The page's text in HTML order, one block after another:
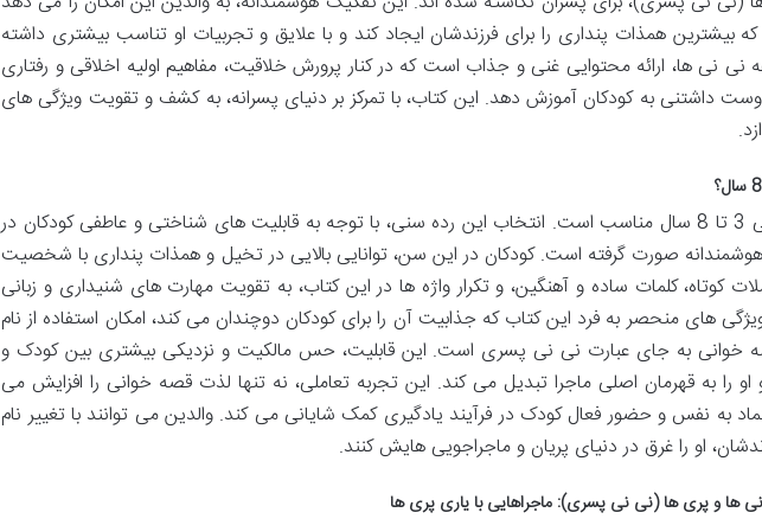
که بیشترین همذات پنداری را برای فرزندشان ایجاد کند و با علایق و تجربیات او تناسب بیشتری داشته
نی ها، ارائه محتوایی غنی و جذاب است که در کنار پرورش خلاقیت، مفاهیم اولیه اخلاقی و رفتاری
داشتنی به کودکان آموزش دهد. این کتاب، با تمرکز بر دنیای پسرانه، به کشف و تقویت ویژگی های
این کتاب برای گروه سنی 3 تا 8 سال مناسب است. انتخاب این رده سنی، با توجه به قابلیت های شناختی و عاطفی کودکان در
هوشمندانه صورت گرفته است. کودکان در این سن، توانایی بالایی در تخیل و همذات پنداری با شخصیت
کوتاه، کلمات ساده و آهنگین، و تکرار واژه ها در این کتاب، به تقویت مهارت های شنیداری و زبانی
های منحصر به فرد این کتاب که جذابیت آن را برای کودکان دوچندان می کند، امکان استفاده از نام
به جای عبارت نی نی پسری است. این قابلیت، حس مالکیت و نزدیکی بیشتری بین کودک و
را به قهرمان اصلی ماجرا تبدیل می کند. این تجربه تعاملی، نه تنها لذت قصه خوانی را افزایش می
به نفس و حضور فعال کودک در فرآیند یادگیری کمک شایانی می کند. والدین می توانند با تغییر نام
او را غرق در دنیای پریان و ماجراجویی هایش کنند.
ها و پری ها (نی نی پسری): ماجراهایی با یاری پری ها